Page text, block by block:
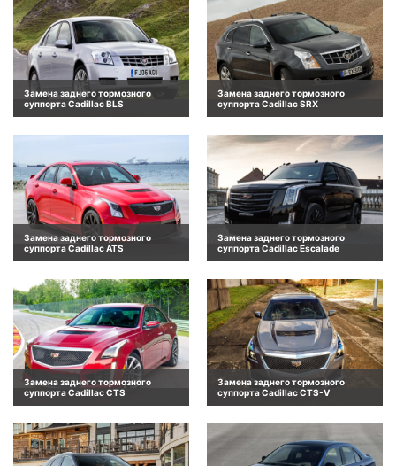
Замена заднего тормозного
суппорта Cadillac BLS
Замена заднего тормозного
суппорта Cadillac SRX
Замена заднего тормозного
суппорта Cadillac ATS
Замена заднего тормозного
суппорта Cadillac Escalade
Замена заднего тормозного
суппорта Cadillac CTS
Замена заднего тормозного
суппорта Cadillac CTS-V